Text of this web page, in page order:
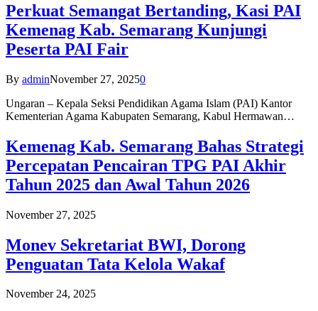
Perkuat Semangat Bertanding, Kasi PAI
Kemenag Kab. Semarang Kunjungi
Peserta PAI Fair
By adminNovember 27, 20250
Ungaran – Kepala Seksi Pendidikan Agama Islam (PAI) Kantor
Kementerian Agama Kabupaten Semarang, Kabul Hermawan…
Kemenag Kab. Semarang Bahas Strategi
Percepatan Pencairan TPG PAI Akhir
Tahun 2025 dan Awal Tahun 2026
November 27, 2025
Monev Sekretariat BWI, Dorong
Penguatan Tata Kelola Wakaf
November 24, 2025